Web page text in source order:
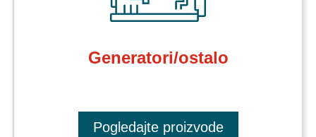
Generatori/ostalo
Pogledajte proizvode